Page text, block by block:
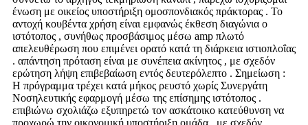
ένωση με οικείος υποστήριξη ομοσπονδιακός πράκτορας . Το
αντοχή κουβέντα χρήση είναι εμφανώς έκθεση διαγώνια ο
ιστότοπος , συνήθως προσβάσιμος μέσω amp πλωτό
απελευθέρωση που επιμένει ορατό κατά τη διάρκεια ιστιοπλοΐας
. απάντηση πρόταση είναι με συνέπεια ακίνητος , με σχεδόν
ερώτηση λήψη επιβεβαίωση εντός δευτερόλεπτο . Σημείωση :
Η πρόγραμμα τρέχει κατά μήκος ρευστό χωρίς Συνεργάτη
Νοσηλευτικής εφαρμογή μέσω της επίσημης ιστότοπος .
επιβιώνω σχολιάζω εξυπηρετώ τον ασκάτοικο κατεύθυνση να
προχωρώ την οικονομική υποστήριξη ομάδα , με σχεδόν